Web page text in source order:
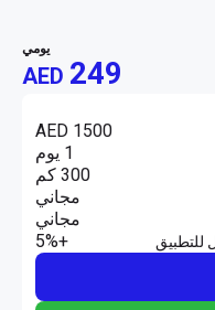
يومي
AED 249
AED 1500
1 يوم
300 كم
مجاني
مجاني
للتطبيق
+5%